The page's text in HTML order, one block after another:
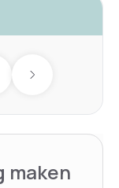
Next day
maken